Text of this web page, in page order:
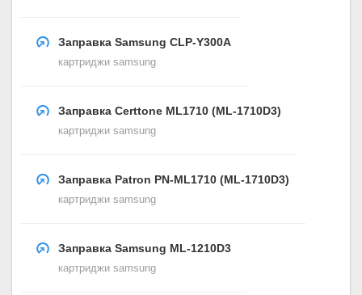
Заправка Samsung CLP-Y300A
картриджи samsung
Заправка Certtone ML1710 (ML-1710D3)
картриджи samsung
Заправка Patron PN-ML1710 (ML-1710D3)
картриджи samsung
Заправка Samsung ML-1210D3
картриджи samsung